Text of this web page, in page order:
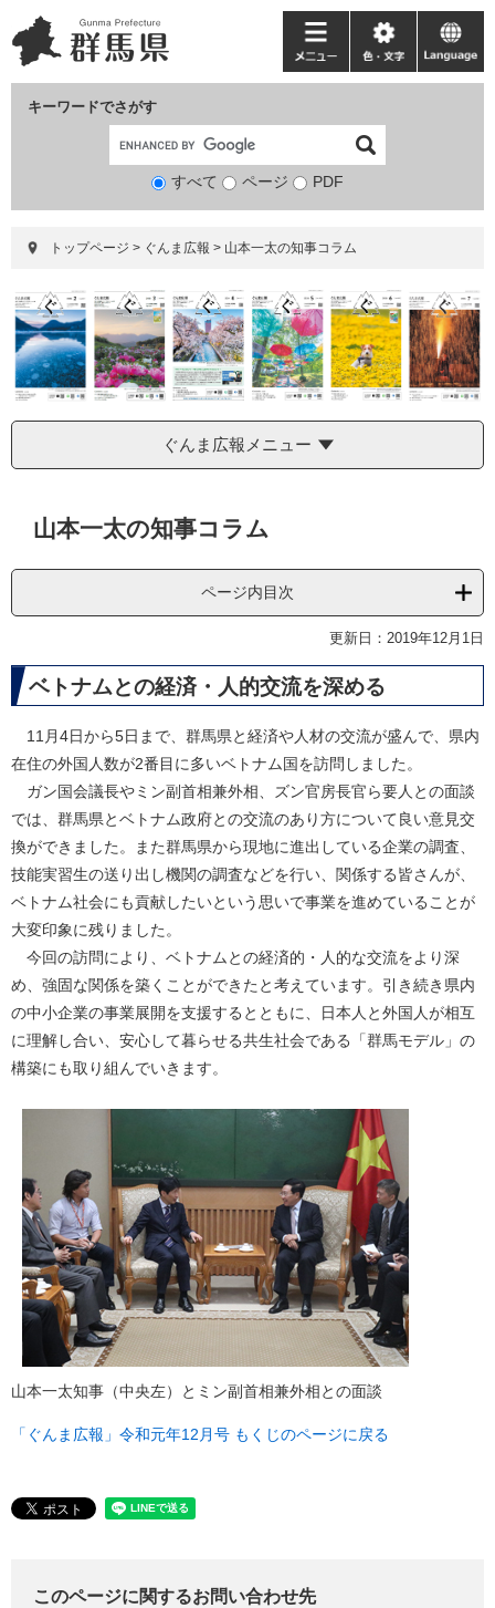
ー
ジ
ニ
ュ
て
キーワードでさがす
検
象
すべて ページ PDF
メ
ニ
ー
色・
文
language
トップページ > ぐんま広報 > 山本一太の知事コラム
ぐんま広報メニュー
山本一太の知事コラム
ページ内目次
更新日：2019年12月1日
ベトナムとの経済・人的交流を深める
11月4日から5日まで、群馬県と経済や人材の交流が盛んで、県内
在住の外国人数が2番目に多いベトナム国を訪問しました。
ガン国会議長やミン副首相兼外相、ズン官房長官ら要人との面談
では、群馬県とベトナム政府との交流のあり方について良い意見交
換ができました。また群馬県から現地に進出している企業の調査、
技能実習生の送り出し機関の調査などを行い、関係する皆さんが、
ベトナム社会にも貢献したいという思いで事業を進めていることが
大変印象に残りました。
今回の訪問により、ベトナムとの経済的・人的な交流をより深
め、強固な関係を築くことができたと考えています。引き続き県内
の中小企業の事業展開を支援するとともに、日本人と外国人が相互
に理解し合い、安心して暮らせる共生社会である「群馬モデル」の
構築にも取り組んでいきます。
山本一太知事（中央左）とミン副首相兼外相との面談
「ぐんま広報」令和元年12月号 もくじのページに戻る
このページに関するお問い合わせ先